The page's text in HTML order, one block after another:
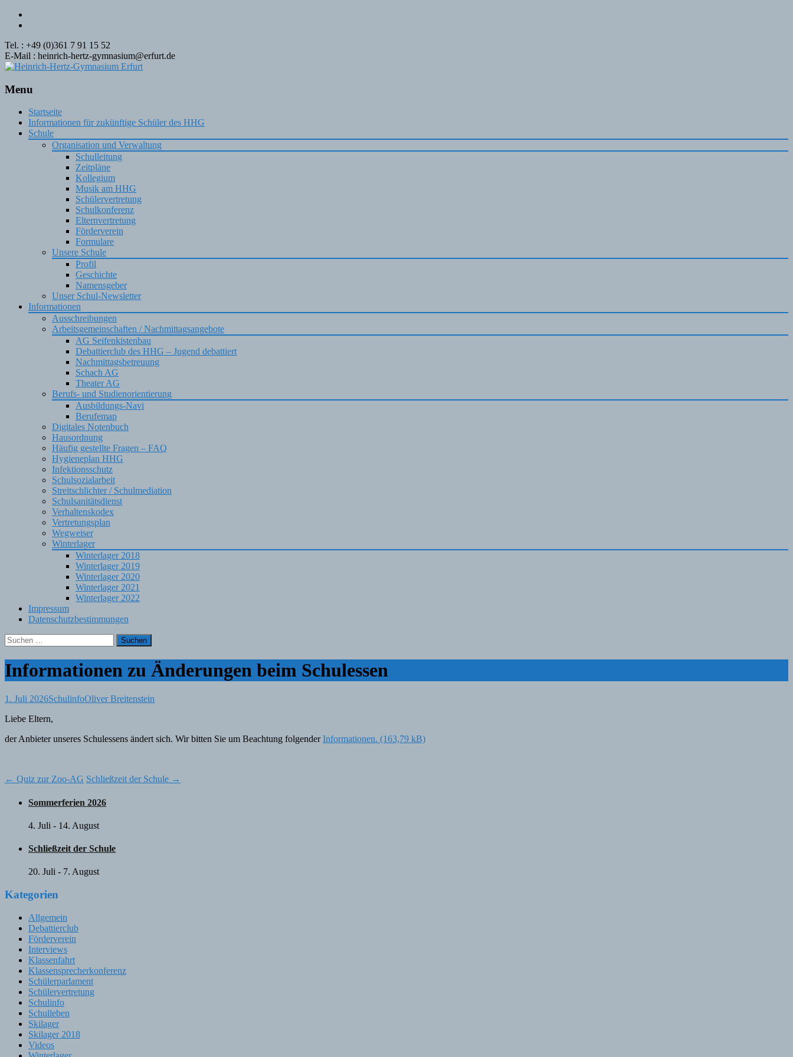
Tel. : +49 (0)361 7 91 15 52
E-Mail : heinrich-hertz-gymnasium@erfurt.de
Menu
Skip
content
Startseite
Informationen für zukünftige Schüler des HHG
Schule
Organisation und Verwaltung
Schulleitung
Zeitpläne
Kollegium
Musik am HHG
Schülervertretung
Schulkonferenz
Elternvertretung
Förderverein
Formulare
Unsere Schule
Profil
Geschichte
Namensgeber
Unser Schul-Newsletter
Informationen
Ausschreibungen
Arbeitsgemeinschaften / Nachmittagsangebote
AG Seifenkistenbau
Debattierclub des HHG – Jugend debattiert
Nachmittagsbetreuung
Schach AG
Theater AG
Berufs- und Studienorientierung
Ausbildungs-Navi
Berufemap
Digitales Notenbuch
Hausordnung
Häufig gestellte Fragen – FAQ
Hygieneplan HHG
Infektionsschutz
Schulsozialarbeit
Streitschlichter / Schulmediation
Schulsanitätsdienst
Verhaltenskodex
Vertretungsplan
Wegweiser
Winterlager
Winterlager 2018
Winterlager 2019
Winterlager 2020
Winterlager 2021
Winterlager 2022
Impressum
Datenschutzbestimmungen
Suchen
nach:
Informationen zu Änderungen beim Schulessen
1. Juli 2026SchulinfoOliver Breitenstein
Liebe Eltern,
der Anbieter unseres Schulessens ändert sich. Wir bitten Sie um Beachtung folgenderInformationen.
Post
navigation
← Quiz zur Zoo-AG Schließzeit der Schule →
Sommerferien 2026
4. Juli - 14. August
Schließzeit der Schule
20. Juli - 7. August
Kategorien
Allgemein
Debattierclub
Förderverein
Interviews
Klassenfahrt
Klassensprecherkonferenz
Schülerparlament
Schülervertretung
Schulinfo
Schulleben
Skilager
Skilager 2018
Videos